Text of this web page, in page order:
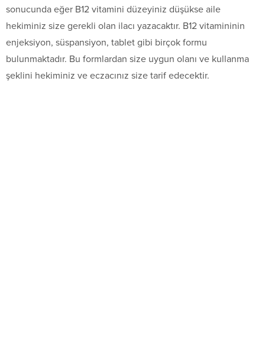
sonucunda eğer B12 vitamini düzeyiniz düşükse aile
hekiminiz size gerekli olan ilacı yazacaktır. B12 vitamininin
enjeksiyon, süspansiyon, tablet gibi birçok formu
bulunmaktadır. Bu formlardan size uygun olanı ve kullanma
şeklini hekiminiz ve eczacınız size tarif edecektir.